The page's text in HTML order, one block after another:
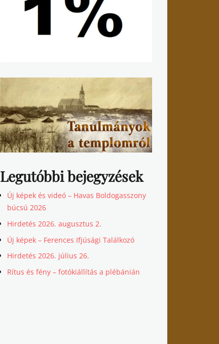
Legutóbbi bejegyzések
Új képek és videó – Havas Boldogasszony
búcsú 2026
Hirdetés 2026. augusztus 2.
Új képek – Ferences Ifjúsági Találkozó
Hirdetés 2026. július 26.
Rítus és fény – fotókiállítás a plébánián